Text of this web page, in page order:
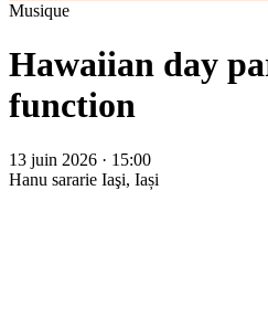
Musique
Hawaiian day
function
13 juin 2026 · 15:00
Hanu sararie Iaşi, Iași